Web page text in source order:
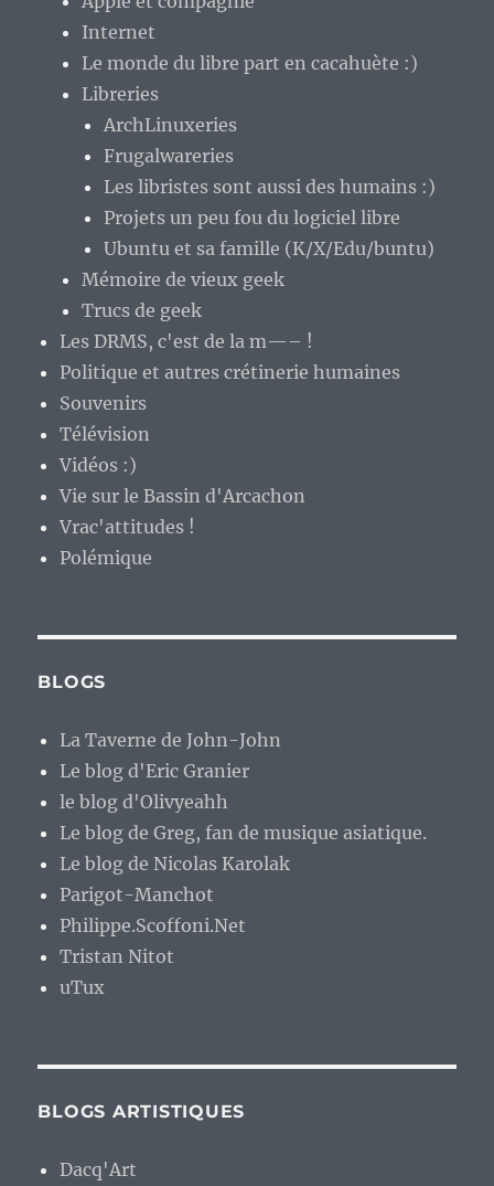
Internet
Le monde du libre part en cacahuète :)
Libreries
ArchLinuxeries
Frugalwareries
Les libristes sont aussi des humains :)
Projets un peu fou du logiciel libre
Ubuntu et sa famille (K/X/Edu/buntu)
Mémoire de vieux geek
Trucs de geek
Les DRMS, c'est de la m—– !
Politique et autres crétinerie humaines
Souvenirs
Télévision
Vidéos :)
Vie sur le Bassin d'Arcachon
Vrac'attitudes !
Polémique
BLOGS
La Taverne de John-John
Le blog d'Eric Granier
le blog d'Olivyeahh
Le blog de Greg, fan de musique asiatique.
Le blog de Nicolas Karolak
Parigot-Manchot
Philippe.Scoffoni.Net
Tristan Nitot
uTux
BLOGS ARTISTIQUES
Dacq'Art